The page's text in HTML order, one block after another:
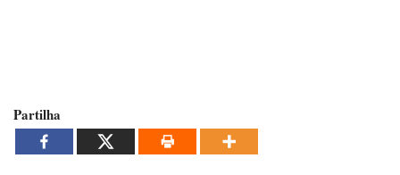
Partilha